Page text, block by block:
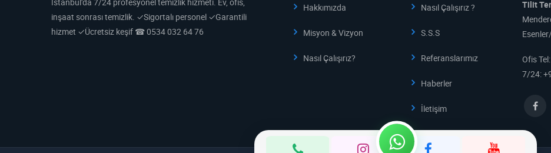
inşaat sonrası temizlik. ✓Sigortalı personel ✓Garantili
hizmet ✓Ücretsiz keşif ☎ 0534 032 64 76
Hakkımızda
Misyon & Vizyon
Nasıl Çalışırız?
Nasıl Çalışırız ?
S.S.S
Referanslarımız
Haberler
İletişim
Tilit
Ofis Tel:
7/24: